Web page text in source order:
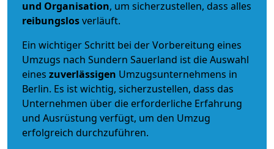
und Organisation, um sicherzustellen, dass alles
reibungslosverläuft.
Ein wichtiger Schritt bei der Vorbereitung eines
Umzugs nach Sundern Sauerland ist die Auswahl
eines zuverlässigen Umzugsunternehmens in
Berlin. Es ist wichtig, sicherzustellen, dass das
Unternehmen über die erforderliche Erfahrung
und Ausrüstung verfügt, um den Umzug
erfolgreich durchzuführen.